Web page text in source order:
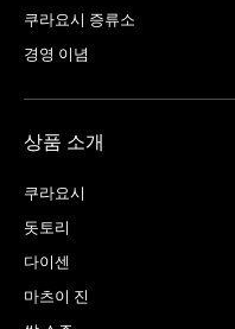
쿠라요시 증류소
경영 이념
상품 소개
쿠라요시
돗토리
다이센
마츠이 진